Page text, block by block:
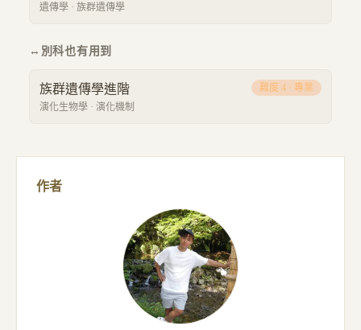
遺傳學 · 族群遺傳學
↔ 別科也有用到
族群遺傳學進階
演化生物學 · 演化機制
難度 4 · 專業
作者